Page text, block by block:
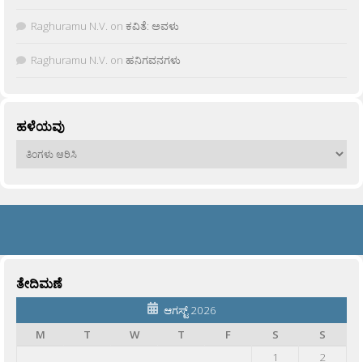
Raghuramu N.V. on ಕವಿತೆ: ಅವಳು
Raghuramu N.V. on ಹನಿಗವನಗಳು
ಹಳೆಯವು
ಹಳೆಯವು
ತೇದಿಮಣೆ
ಆಗಸ್ಟ್ 2026
M
T W T F S
S
1
2